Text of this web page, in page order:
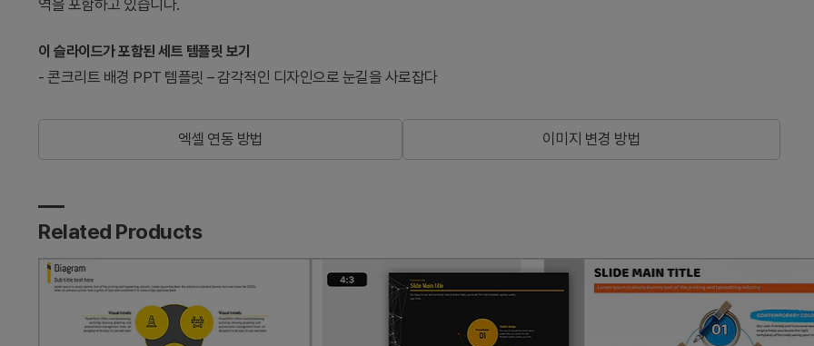
역을 포함하고 있습니다.
이 슬라이드가 포함된 세트 템플릿 보기
- 콘크리트 배경 PPT 템플릿 – 감각적인 디자인으로 눈길을 사로잡다
엑셀 연동 방법 이미지 변경 방법
Related Products